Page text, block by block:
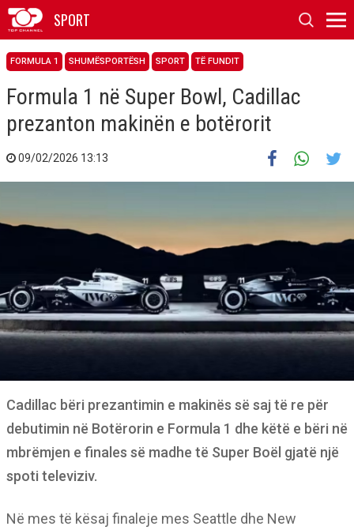
SPORT
FORMULA 1 SHUMËSPORTËSH SPORT TË FUNDIT
Formula 1 në Super Bowl, Cadillac
prezanton makinën e botërorit
09/02/2026 13:13
Cadillac bëri prezantimin e makinës së saj të re për
debutimin në Botërorin e Formula 1 dhe këtë e bëri në
mbrëmjen e finales së madhe të Super Boël gjatë një
spoti televiziv.
Në mes të kësaj finaleje mes Seattle dhe New